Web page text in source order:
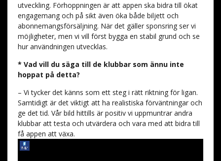
utveckling. Förhoppningen är att appen ska bidra till ökat
engagemang och på sikt även öka både biljett och
abonnemangsförsäljning. När det gäller sponsring ser vi
möjligheter, men vi vill först bygga en stabil grund och se
hur användningen utvecklas.
* Vad vill du säga till de klubbar som ännu inte
hoppat på detta?
– Vi tycker det känns som ett steg i rätt riktning för ligan.
Samtidigt är det viktigt att ha realistiska förväntningar och
ge det tid. Vår bild hittills är positiv vi uppmuntrar andra
klubbar att testa och utvärdera och vara med att bidra till
få appen att växa.
Videospelare